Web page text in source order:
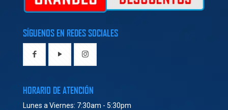
SÍGUENOS EN REDES SOCIALES
HORARIO DE ATENCIÓN
Lunes a Viernes: 7:30am - 5:30pm